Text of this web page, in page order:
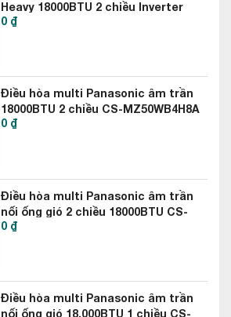
Heavy 18000BTU 2 chiều Inverter
SRK50ZSS-W5
0 ₫
Điều hòa multi Panasonic âm trần
18000BTU 2 chiều CS-MZ50WB4H8A
0 ₫
Điều hòa multi Panasonic âm trần
nối ống gió 2 chiều 18000BTU CS-
MZ50WD3H8A
0 ₫
Điều hòa multi Panasonic âm trần
nối ống gió 18.000BTU 1 chiều CS-